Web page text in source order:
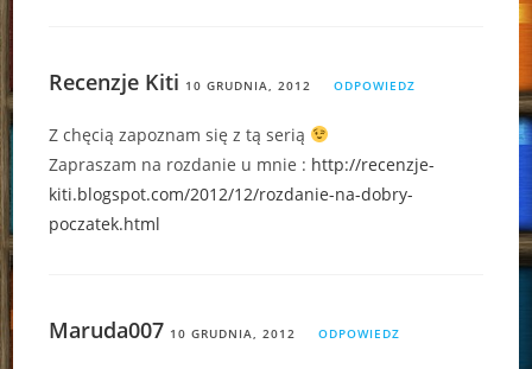
Recenzje Kiti 10 GRUDNIA, 2012 ODPOWIEDZ
Z chęcią zapoznam się z tą serią
Zapraszam na rozdanie u mnie : http://recenzje-
kiti.blogspot.com/2012/12/rozdanie-na-dobry-
poczatek.html
Maruda007 10 GRUDNIA, 2012 ODPOWIEDZ